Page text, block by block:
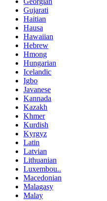
Gujarati
Haitian
Hausa
Hawaiian
Hebrew
Hmong
Hungarian
Icelandic
Igbo
Javanese
Kannada
Kazakh
Khmer
Kurdish
Kyrgyz
Latin
Latvian
Lithuanian
Luxembou..
Macedonian
Malagasy
Malay